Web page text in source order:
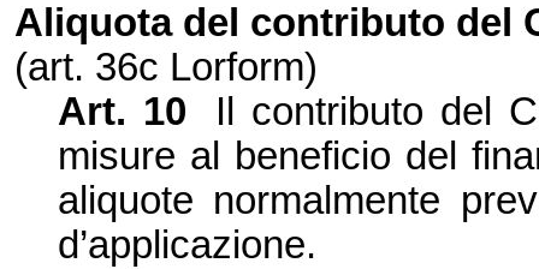
Aliquota del contributo del
(art. 36c Lorform)
Art. 10
Il contributo del
misure al beneficio del
aliquote normalmente
d’applicazione.